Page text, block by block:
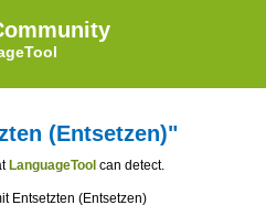
(Entsetzen)"
LanguageTool can detect.
Entsetzten (Entsetzen)